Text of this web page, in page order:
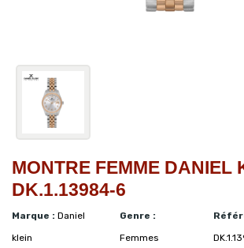
MONTRE FEMME DANIEL
DK.1.13984-6
Marque : Daniel
klein
Genre :
Femmes